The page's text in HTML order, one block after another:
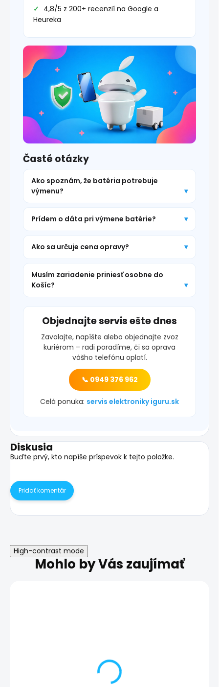
4,8/5 z 200+ recenzií na Google a
Heureka
Časté otázky
Ako spoznám, že batéria potrebuje
výmenu?
Prídem o dáta pri výmene batérie?
Ako sa určuje cena opravy?
Musím zariadenie priniesť osobne do
Košíc?
Objednajte servis ešte dnes
Zavolajte, napíšte alebo objednajte zvoz
kuriérom – radi poradíme, či sa oprava
vášho telefónu oplatí.
📞 0949 376 962
Celá ponuka: servis elektroniky iguru.sk
Diskusia
Buďte prvý, kto napíše príspevok k tejto položke.
Pridať komentár
High-contrast mode
Mohlo by Vás zaujímať
Nefunkčné nabíjanie -